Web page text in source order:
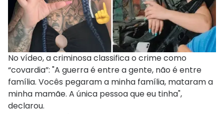
No vídeo, a criminosa classifica o crime como
“covardia”: "A guerra é entre a gente, não é entre
família. Vocês pegaram a minha família, mataram a
minha mamãe. A única pessoa que eu tinha",
declarou.